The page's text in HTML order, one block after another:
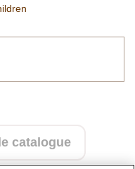
catalogue